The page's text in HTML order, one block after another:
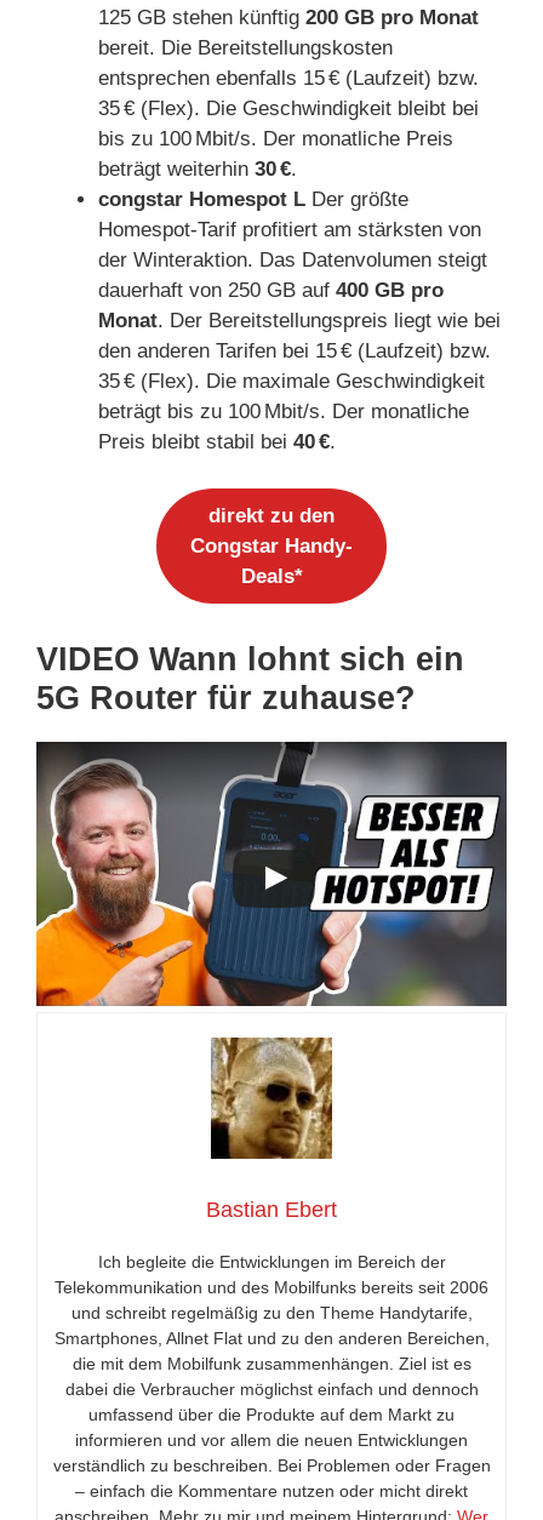
125 GB stehen künftig 200 GB pro Monat
bereit. Die Bereitstellungskosten
entsprechen ebenfalls 15 € (Laufzeit) bzw.
35 € (Flex). Die Geschwindigkeit bleibt bei
bis zu 100 Mbit/s. Der monatliche Preis
beträgt weiterhin 30 €.
congstar Homespot L Der größte
Homespot‑Tarif profitiert am stärksten von
der Winteraktion. Das Datenvolumen steigt
dauerhaft von 250 GB auf 400 GB pro
Monat. Der Bereitstellungspreis liegt wie bei
den anderen Tarifen bei 15 € (Laufzeit) bzw.
35 € (Flex). Die maximale Geschwindigkeit
beträgt bis zu 100 Mbit/s. Der monatliche
Preis bleibt stabil bei 40 €.
direkt zu den
Congstar Handy-
Deals*
VIDEO Wann lohnt sich ein
5G Router für zuhause?
Bastian Ebert
Ich begleite die Entwicklungen im Bereich der
Telekommunikation und des Mobilfunks bereits seit 2006
und schreibt regelmäßig zu den Theme Handytarife,
Smartphones, Allnet Flat und zu den anderen Bereichen,
die mit dem Mobilfunk zusammenhängen. Ziel ist es
dabei die Verbraucher möglichst einfach und dennoch
umfassend über die Produkte auf dem Markt zu
informieren und vor allem die neuen Entwicklungen
verständlich zu beschreiben. Bei Problemen oder Fragen
– einfach die Kommentare nutzen oder micht direkt
anschreiben. Mehr zu mir und meinem Hintergrund: Wer